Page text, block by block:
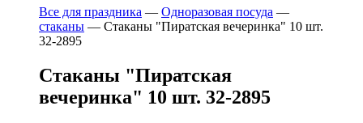
Все для праздника — Одноразовая посуда —
стаканы — Стаканы "Пиратская вечеринка" 10 шт.
32-2895
Стаканы "Пиратская
вечеринка" 10 шт. 32-2895